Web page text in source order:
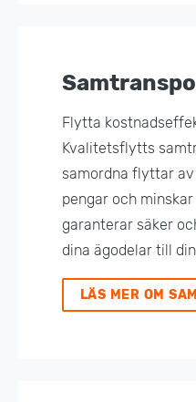
Flytta
Kvalitetsflytts
samordna flyttar
pengar och
garanterar säker
dina ägodelar till
LÄS MER OM